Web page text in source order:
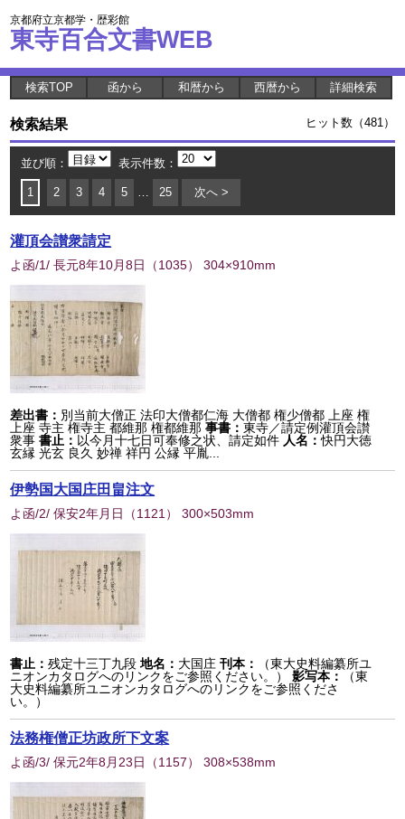
京都府立京都学・歴彩館
東寺百合文書WEB
検索TOP 函から 和暦から 西暦から 詳細検索
検索結果 ヒット数（481）
並び順： 表示件数：
1 2 3 4 5 … 25 次へ >
灌頂会讃衆請定
よ函/1/ 長元8年10月8日 （1035） 304×910mm
差出書： 別当前大僧正 法印大僧都仁海 大僧都 権少僧都 上座 権
上座 寺主 権寺主 都維那 権都維那 事書：東寺／請定例灌頂会讃
衆事書止： 以今月十七日可奉修之状、請定如件 人名：快円大徳
玄縁 光玄 良久 妙禅 祥円 公縁 平胤...
伊勢国大国庄田畠注文
よ函/2/ 保安2年月日 （1121 ） 300×503mm
書止：残定十三丁九段 地名： 大国庄 刊本：
（東大史料編纂所ユ
ニオンカタログへのリンクをご参照ください。）
影写本：
（東
大史料編纂所ユニオンカタログへのリンクをご参照くださ
い。）
法務権僧正坊政所下文案
よ函/3/ 保元2年8月23日 （1157） 308×538mm